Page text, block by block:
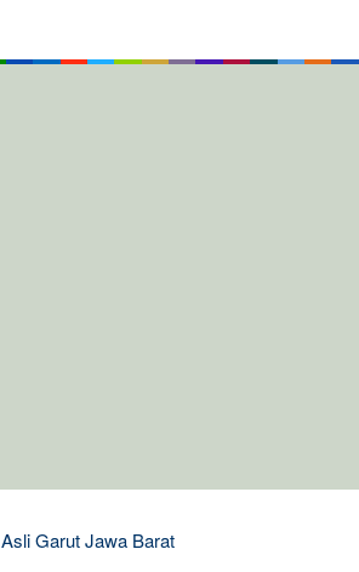
Asli Garut Jawa Barat